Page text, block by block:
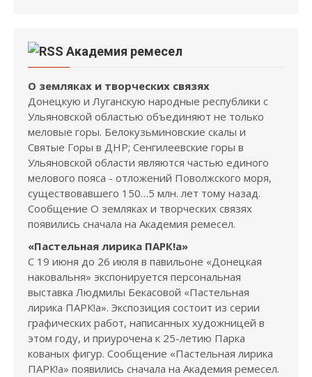
Академия ремесел
О земляках и творческих связях
Донецкую и Луганскую народные республики с
Ульяновской областью объединяют не только
меловые горы. Белокузьминовские скалы и
Святые Горы в ДНР; Сенгилеевские горы в
Ульяновской области являются частью единого
мелового пояса - отложений Поволжского моря,
существовавшего 150…5 млн. лет тому назад.
Сообщение О земляках и творческих связях
появились сначала на Академия ремесел.
«Пастельная лирика ПАРК!а»
С 19 июня до 26 июля в павильоне «Донецкая
наковальня» экспонируется персональная
выставка Людмилы Бекасовой «Пастельная
лирика ПАРК!а». Экспозиция состоит из серии
графических работ, написанных художницей в
этом году, и приурочена к 25-летию Парка
кованых фигур. Сообщение «Пастельная лирика
ПАРК!а» появились сначала на Академия ремесел.